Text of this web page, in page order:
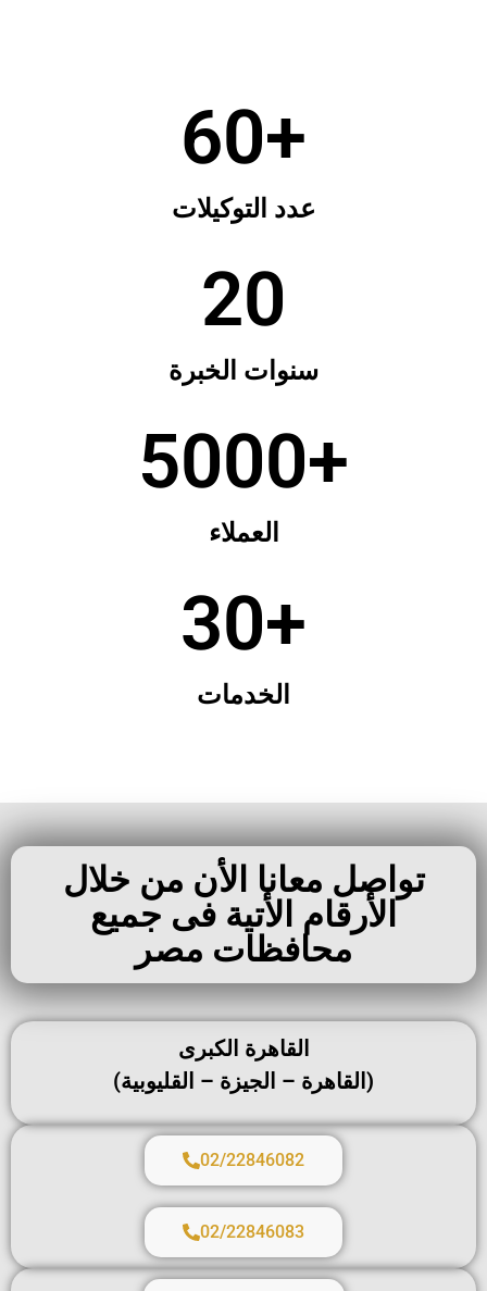
عدد التوكيلات
+
60
سنوات الخبرة
20
العملاء
+
5000
الخدمات
+
30
تواصل معانا الأن من خلال
الأرقام الأتية فى جميع
محافظات مصر
القاهرة الكبرى
(القاهرة – الجيزة – القليوبية)
02/22846082
02/22846083